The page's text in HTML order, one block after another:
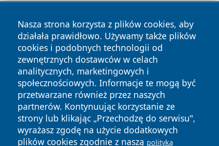
Nasza strona korzysta z plików cookies, aby
działała prawidłowo. Używamy także plików
cookies i podobnych technologii od
zewnętrznych dostawców w celach
analitycznych, marketingowych i
społecznościowych. Informacje te mogą być
przetwarzane również przez naszych
partnerów. Kontynuując korzystanie ze
strony lub klikając „Przechodzę do serwisu",
wyrażasz zgodę na użycie dodatkowych
plików cookies zgodnie z naszą polityką
Copyright © 2026 pulsbydgoszczy.pl Wszystkie prawa
zastrzeżone.
News Autorzy
Polityka
Prywatności
Polityka
Cookies